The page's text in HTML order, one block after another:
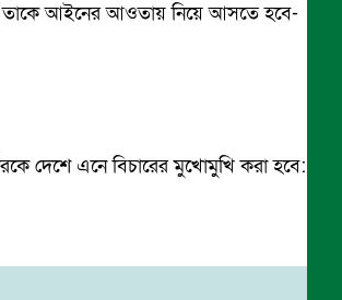
আইনের আওতায় নিয়ে আসতে হবে-
দেশে এনে বিচারের মুখোমুখি করা হবে: